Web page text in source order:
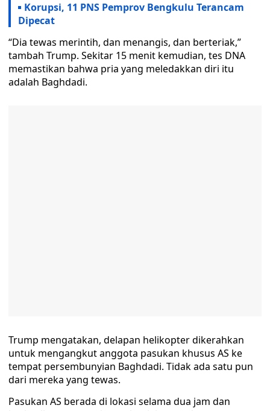
Korupsi, 11 PNS Pemprov Bengkulu Terancam
Dipecat
“Dia tewas merintih, dan menangis, dan berteriak,”
tambah Trump. Sekitar 15 menit kemudian, tes DNA
memastikan bahwa pria yang meledakkan diri itu
adalah Baghdadi.
Trump mengatakan, delapan helikopter dikerahkan
untuk mengangkut anggota pasukan khusus AS ke
tempat persembunyian Baghdadi. Tidak ada satu pun
dari mereka yang tewas.
Pasukan AS berada di lokasi selama dua jam dan